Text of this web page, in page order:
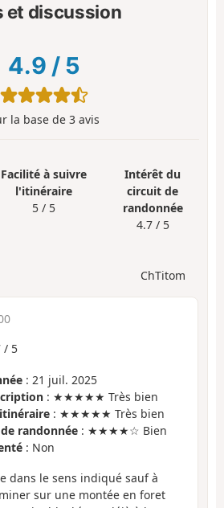
et discussion
4.9 / 5
la base de 3 avis
Facilité à suivre
l'itinéraire
5 / 5
Intérêt du
circuit de
randonnée
4.7 / 5
ChTitom
/ 5
: 21 juil. 2025
: ★★★★★ Très bien
: ★★★★★ Très bien
randonnée : ★★★★☆ Bien
: Non
dans le sens indiqué sauf à
sur une montée en foret